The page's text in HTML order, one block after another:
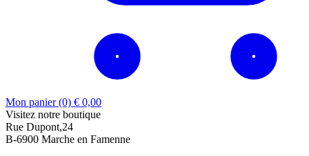
Mon panier (0) € 0,00
Visitez notre boutique
Rue Dupont,24
B-6900 Marche en Famenne